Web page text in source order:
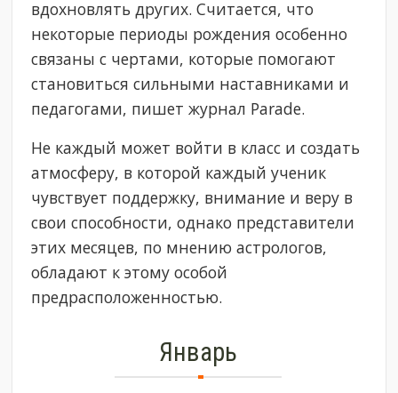
вдохновлять других. Считается, что
некоторые периоды рождения особенно
связаны с чертами, которые помогают
становиться сильными наставниками и
педагогами, пишет журнал Parade.
Не каждый может войти в класс и создать
атмосферу, в которой каждый ученик
чувствует поддержку, внимание и веру в
свои способности, однако представители
этих месяцев, по мнению астрологов,
обладают к этому особой
предрасположенностью.
Январь